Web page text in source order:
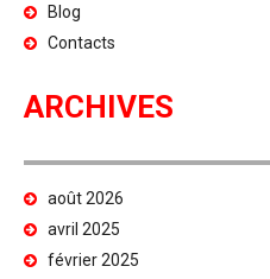
Blog
Contacts
ARCHIVES
août 2026
avril 2025
février 2025